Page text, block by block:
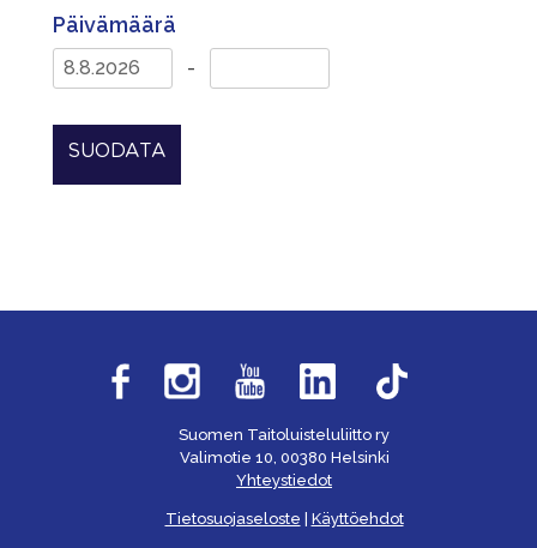
Päivämäärä
-
SUODATA
Suomen Taitoluisteluliitto ry
Valimotie 10, 00380 Helsinki
Yhteystiedot
Tietosuojaseloste Käyttöehdot